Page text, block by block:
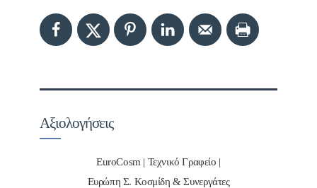
Αξιολογήσεις
EuroCosm | Τεχνικό Γραφείο |
Ευρώπη Σ. Κοσμίδη & Συνεργάτες